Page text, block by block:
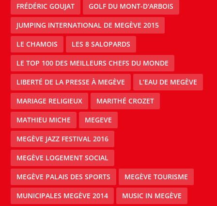
FRÉDÉRIC GOUJAT GOLF DU MONT-D'ARBOIS
JUMPING INTERNATIONAL DE MEGÈVE 2015
LE CHAMOIS LES 8 SALOPARDS
LE TOP 100 DES MEILLEURS CHEFS DU MONDE
LIBERTÉ DE LA PRESSE À MEGÈVE L’EAU DE MEGÈVE
MARIAGE RELIGIEUX MARITHÉ CROZET
MATHIEU MICHE MEGEVE
MEGÈVE JAZZ FESTIVAL 2016
MEGÈVE LOGEMENT SOCIAL
MEGÈVE PALAIS DES SPORTS MEGÈVE TOURISME
MUNICIPALES MEGÈVE 2014 MUSIC IN MEGÈVE